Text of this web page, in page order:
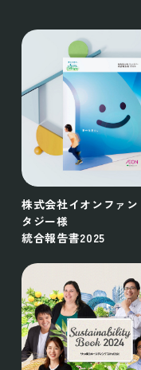
株式会社イオンファン
タジー様
統合報告書2025